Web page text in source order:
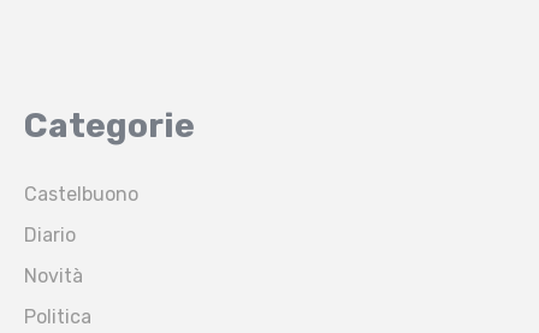
Categorie
Castelbuono
Diario
Novità
Politica